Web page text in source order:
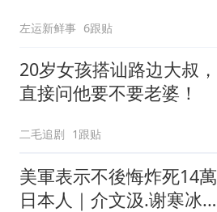
左运新鲜事 6跟贴
20岁女孩搭讪路边大叔，
直接问他要不要老婆！
二毛追剧 1跟贴
美軍表示不後悔炸死14萬
日本人｜介文汲.谢寒冰.